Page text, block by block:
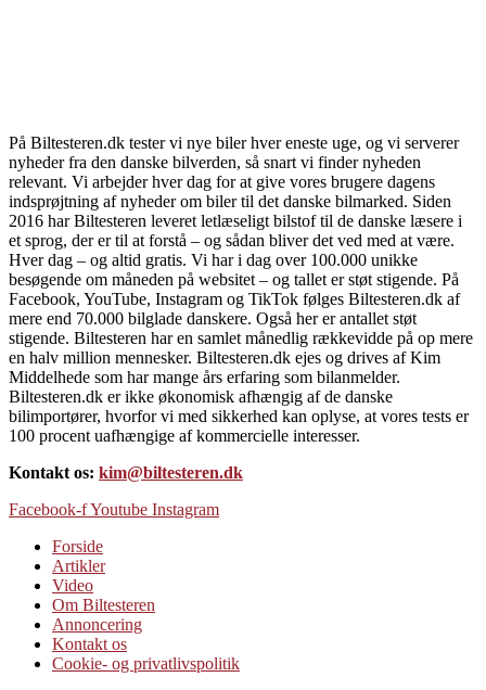
På Biltesteren.dk tester vi nye biler hver eneste uge, og vi serverer
nyheder fra den danske bilverden, så snart vi finder nyheden
relevant. Vi arbejder hver dag for at give vores brugere dagens
indsprøjtning af nyheder om biler til det danske bilmarked. Siden
2016 har Biltesteren leveret letlæseligt bilstof til de danske læsere i
et sprog, der er til at forstå – og sådan bliver det ved med at være.
Hver dag – og altid gratis. Vi har i dag over 100.000 unikke
besøgende om måneden på websitet – og tallet er støt stigende. På
Facebook, YouTube, Instagram og TikTok følges Biltesteren.dk af
mere end 70.000 bilglade danskere. Også her er antallet støt
stigende. Biltesteren har en samlet månedlig rækkevidde på op mere
en halv million mennesker. Biltesteren.dk ejes og drives af Kim
Middelhede som har mange års erfaring som bilanmelder.
Biltesteren.dk er ikke økonomisk afhængig af de danske
bilimportører, hvorfor vi med sikkerhed kan oplyse, at vores tests er
100 procent uafhængige af kommercielle interesser.
Kontakt os: kim@biltesteren.dk
Facebook-fYoutube Instagram
Forside
Artikler
Video
Om Biltesteren
Annoncering
Kontakt os
Cookie- og privatlivspolitik